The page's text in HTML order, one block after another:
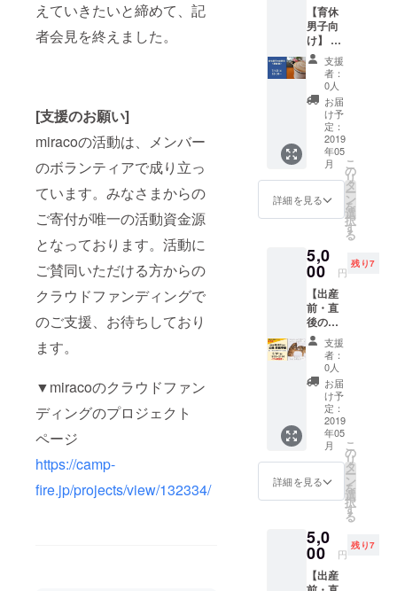
えていきたいと締めて、記
者会見を終えました。
[支援のお願い]
miracoの活動は、メンバー
のボランティアで成り立っ
ています。みなさまからの
ご寄付が唯一の活動資金源
となっております。活動に
ご賛同いただける方からの
クラウドファンディングで
のご支援、お待ちしており
ます。
▼miracoのクラウドファン
ディングのプロジェクト
ページ
https://camp-
fire.jp/projects/view/132334/
負担い
ただき
ますよ
うお願
い申し
上げま
す。
なれば
と企画
しまし
た。夫
婦では
じめる
子育て
の第一
歩とし
て、ぜ
ひご参
加くだ
さい！
※会場ま
での交
通費に
は、支
援者様
にてご
負担い
ただき
ますよ
うお願
い申し
上げま
す。
での交
通費お
よびお
茶代に
ついて
は、支
援者様
にてご
負担い
ただき
ますよ
うお願
い申し
上げま
士がつ
ながる
場で
す。 育
休の取
得経験
がある
当会メ
ンバー
の男性
ととも
に、育
児にコ
ミット
きっか
けや、
ための
ノウハ
ウ、取
得後や
復職後
の準備
など、
ハウ
ツーを
学びな
がら、
参加者
同士で
繋が
す。子
連れ参
加OKで
す！ ※
【育休
男子向
け】 育
休男子
のお茶
会 7月
13日
（土）
10時
~12時＠
渋谷 10
名限定
／育休
中また
は育休
と思っ
ている
男性同
士がつ
ながる
場で
す。 育
休の取
得経験
がある
当会メ
ンバー
の男性
ととも
に、育
児にコ
ミット
きっか
けや、
ための
支援
者：
0人
お届
け予
定：
2019
年05
月
詳細を見る
こ
の
リ
タ
ー
ン
を
選
択
す
る
5,0
00 円
残り7
【出産
前・直
後のパ
パへ
（新企
画）】
助産師
難波直
子さん
の「父
親･両親
学級」
日時：5
月31日
（金）
内容：
(A)18:3
0～
19:45
支援
者：
0人
お届
け予
定：
2019
年05
月
詳細を見る
こ
の
リ
タ
ー
ン
を
選
択
す
る
5,0
00 円
残り7
【出産